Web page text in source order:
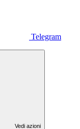
Telegram
Vedi azioni